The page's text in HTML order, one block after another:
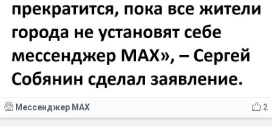
2
Мессенджер MAX